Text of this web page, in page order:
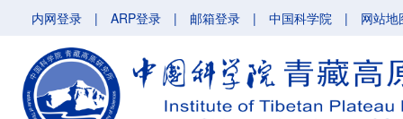
内网登录 | ARP登录 | 邮箱登录 | 中国科学院 | 网站地